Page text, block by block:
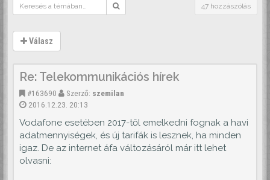
47 hozzászólás
Válasz
Re: Telekommunikációs hírek
#163690 Szerző: szemilan
2016.12.23. 20:13
Vodafone esetében 2017-től emelkedni fognak a havi
adatmennyiségek, és új tarifák is lesznek, ha minden
igaz. De az internet áfa változásáról már itt lehet
olvasni: